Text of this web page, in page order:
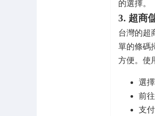
的選擇。
3. 超商
台灣的超
單的條碼
方便。使
選
前
支